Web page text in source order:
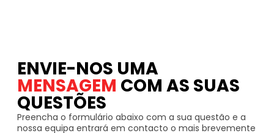
ENVIE-NOS UMA
MENSAGEM COM AS SUAS
QUESTÕES
Preencha o formulário abaixo com a sua questão e a
nossa equipa entrará em contacto o mais brevemente